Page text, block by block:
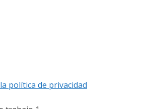
la política de privacidad